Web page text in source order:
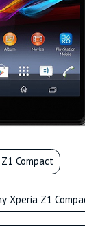
Compact
Xperia Z1